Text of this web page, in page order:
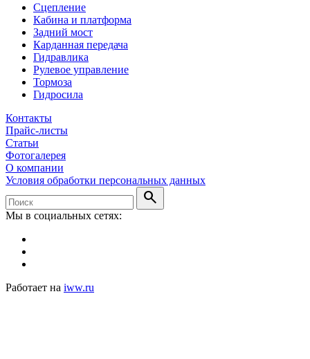
Сцепление
Кабина и платформа
Задний мост
Карданная передача
Гидравлика
Рулевое управление
Тормоза
Гидросила
Контакты
Прайс-листы
Статьи
Фотогалерея
О компании
Условия обработки персональных данных
search
Мы в социальных сетях:
Работает на iww.ru